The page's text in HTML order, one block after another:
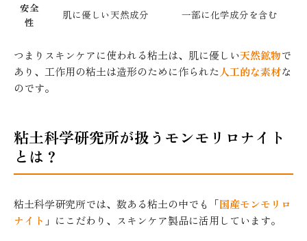
安全
性
肌に優しい天然成分 一部に化学成分を含む
つまりスキンケアに使われる粘土は、肌に優しい天然鉱物で
あり、工作用の粘土は造形のために作られた人工的な素材な
のです。
粘土科学研究所が扱うモンモリロナイト
とは？
粘土科学研究所では、数ある粘土の中でも「国産モンモリロ
ナイト 」にこだわり、スキンケア製品に活用しています。